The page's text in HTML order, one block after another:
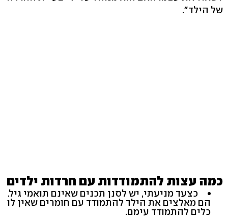
של הילד".
כמה עצות להתמודדות עם חרדות ילדים
כצעד מניעתי, יש לסנן תכנים שאינם תואמי גיל.
הם מאלצים את הילד להתמודד עם חומרים שאין לו
כלים להתמודד עימם.